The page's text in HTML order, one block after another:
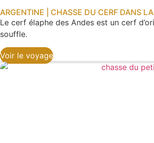
ARGENTINE | CHASSE DU CERF DANS
Le cerf élaphe des Andes est un cerf
souffle.
Voir le voyage